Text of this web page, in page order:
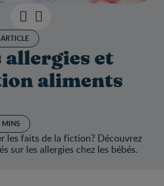
ARTICLE
allergies et
aliments
MINS
les faits de la fiction? Découvrez
sur les allergies chez les bébés.